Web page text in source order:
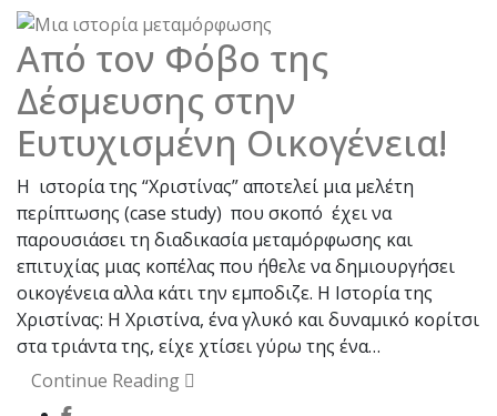
Από τον Φόβο της
Δέσμευσης στην
Ευτυχισμένη Οικογένεια!
Η ιστορία της “Χριστίνας” αποτελεί μια μελέτη
περίπτωσης (case study) που σκοπό έχει να
παρουσιάσει τη διαδικασία μεταμόρφωσης και
επιτυχίας μιας κοπέλας που ήθελε να δημιουργήσει
οικογένεια αλλα κάτι την εμποδιζε. Η Ιστορία της
Χριστίνας: Η Χριστίνα, ένα γλυκό και δυναμικό κορίτσι
στα τριάντα της, είχε χτίσει γύρω της ένα…
Continue Reading